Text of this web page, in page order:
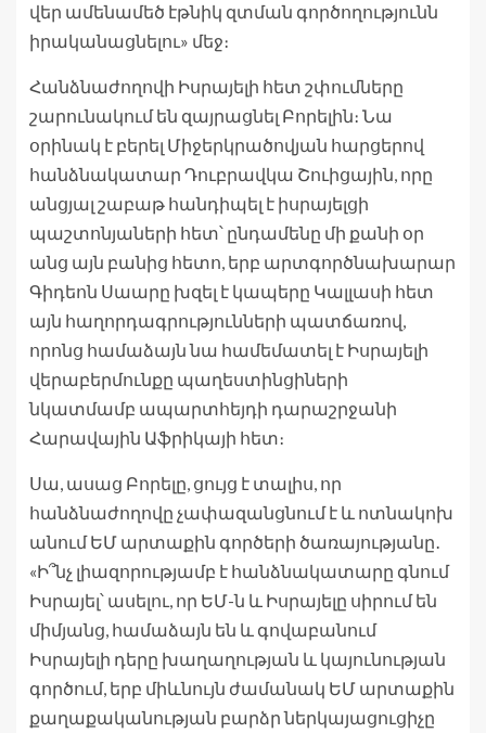
վեր ամենամեծ էթնիկ զտման գործողությունն
իրականացնելու» մեջ։
Հանձնաժողովի Իսրայելի հետ շփումները
շարունակում են զայրացնել Բորելին։ Նա
օրինակ է բերել Միջերկրածովյան հարցերով
հանձնակատար Դուբրավկա Շուիցային, որը
անցյալ շաբաթ հանդիպել է իսրայելցի
պաշտոնյաների հետ՝ ընդամենը մի քանի օր
անց այն բանից հետո, երբ արտգործնախարար
Գիդեոն Սաարը խզել է կապերը Կալլասի հետ
այն հաղորդագրությունների պատճառով,
որոնց համաձայն նա համեմատել է Իսրայելի
վերաբերմունքը պաղեստինցիների
նկատմամբ ապարտհեյդի դարաշրջանի
Հարավային Աֆրիկայի հետ։
Սա, ասաց Բորելը, ցույց է տալիս, որ
հանձնաժողովը չափազանցնում է և ոտնակոխ
անում ԵՄ արտաքին գործերի ծառայությանը․
«Ի՞նչ լիազորությամբ է հանձնակատարը գնում
Իսրայել՝ ասելու, որ ԵՄ-ն և Իսրայելը սիրում են
միմյանց, համաձայն են և գովաբանում
Իսրայելի դերը խաղաղության և կայունության
գործում, երբ միևնույն ժամանակ ԵՄ արտաքին
քաղաքականության բարձր ներկայացուցիչը